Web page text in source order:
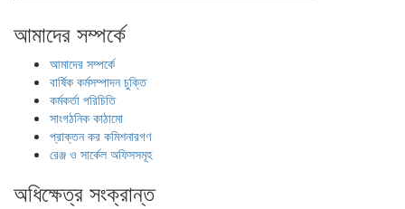
আমাদের সম্পর্কে
আমাদের সম্পর্কে
বার্ষিক কর্মসম্পাদন চুক্তি
কর্মকর্তা পরিচিতি
সাংগঠনিক কাঠামো
প্রাক্তন কর কমিশনারগণ
রেঞ্জ ও সার্কেল অফিসসমূহ
অধিক্ষেত্র সংক্রান্ত